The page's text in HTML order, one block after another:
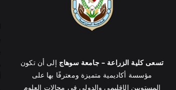
تسعى كلية الزراعة – جامعة سوهاج إلى أن تكون
مؤسسة أكاديمية متميزة ومعترفًا بها على
المستويين الإقليمي والدولي في مجالات العلوم